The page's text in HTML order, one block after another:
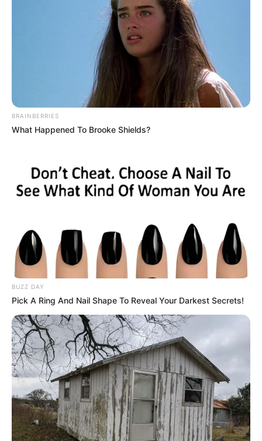
von Mühlhausen.
Museum am Lindenbühl in Mühlhausen
Das Museum für Stadt- und
Regionalgeschichte zeigt die historische
Entwicklung der Stadt.
Die Kirche zeigt die Ereignisse des
Thomas Müntzers stand.
der größten Kirche der Stadt.
Historisches Rathaus in Mühlhausen
In dem aus mehreren Gebäudeteilen
können einige der historisch
ausgestatteten Räume besichtigt werden.
Baumkronenpfad Hainich
Eine Wanderung imNationalpark Hainich
zwischen, über und unterhalb der Wipfel
riesiger Bäume, in einer Höhe von mehr
als 20 Metern. Außerdem gibt es auf dem über einen
halben Kilometer langen Weg viele Informationen über
den "Urwald in der Mitte Deutschlands", die im Baumturm
BRAINBERRIES
What Happened To Brooke Shields?
BUZZ DAY
Pick A Ring And Nail Shape To Reveal Your Darkest Secrets!